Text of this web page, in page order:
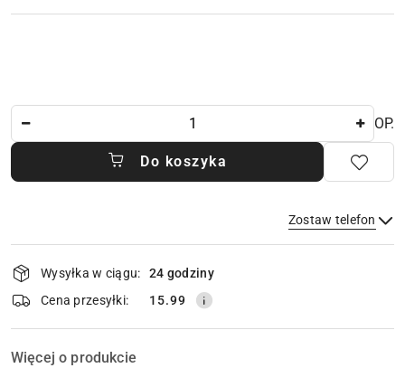
OP.
Do koszyka
Zostaw telefon
Wyślij
Dostępność
i
dostawa
Wysyłka w ciągu:
24 godziny
Cena przesyłki:
15.99
Więcej o produkcie